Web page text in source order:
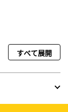
すべて展開